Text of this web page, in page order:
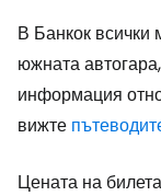
В Банкок всички
южната
информация
вижте
Цената на